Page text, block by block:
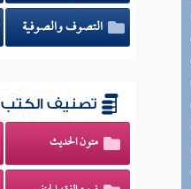
التصوف والصوفية
تصنيف الكتب
متون الحديث